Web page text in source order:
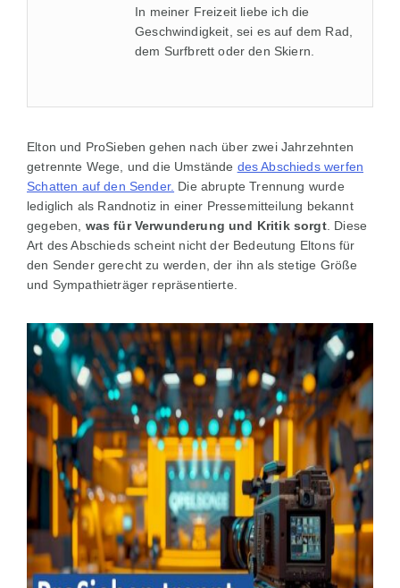
In meiner Freizeit liebe ich die
Geschwindigkeit, sei es auf dem Rad,
dem Surfbrett oder den Skiern.
Elton und ProSieben gehen nach über zwei Jahrzehnten
getrennte Wege, und die Umstände des Abschieds werfen
Schatten auf den Sender. Die abrupte Trennung wurde
lediglich als Randnotiz in einer Pressemitteilung bekannt
gegeben, was für Verwunderung und Kritik sorgt. Diese
Art des Abschieds scheint nicht der Bedeutung Eltons für
den Sender gerecht zu werden, der ihn als stetige Größe
und Sympathieträger repräsentierte.